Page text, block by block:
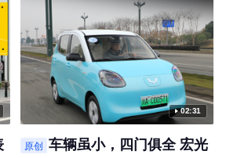
02:31
原创
车辆虽小，四门俱全 宏光